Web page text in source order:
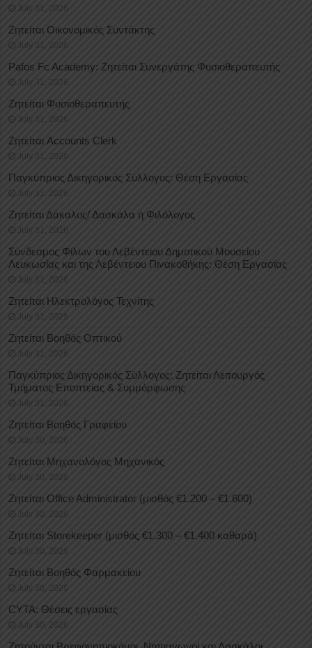
July 31, 2026
Ζητείται Οικονομικός Συντάκτης
July 31, 2026
Pafos Fc Academy: Ζητείται Συνεργάτης Φυσιοθεραπευτής
July 31, 2026
Ζητείται Φυσιοθεραπευτής
July 31, 2026
Ζητείται Accounts Clerk
July 31, 2026
Παγκύπριος Δικηγορικός Σύλλογος: Θέση Εργασίας
July 31, 2026
Ζητείται Δάκαλος/ Δασκάλα ή Φιλόλογος
July 31, 2026
Σύνδεσμος Φίλων του Λεβέντειου Δημοτικού Μουσείου
Λευκωσίας και της Λεβέντειου Πινακοθήκης: Θέση Εργασίας
July 31, 2026
Ζητείται Ηλεκτρολόγος Τεχνίτης
July 31, 2026
Ζητείται Βοηθός Οπτικού
July 31, 2026
Παγκύπριος Δικηγορικός Σύλλογος: Ζητείται Λειτουργός
Τμήματος Εποπτείας & Συμμόρφωσης
July 31, 2026
Ζητείται Βοηθός Γραφείου
July 30, 2026
Ζητείται Μηχανολόγος Μηχανικός
July 30, 2026
Ζητείται Office Administrator (μισθός €1.200 – €1.600)
July 30, 2026
Ζητείται Storekeeper (μισθός €1.300 – €1.400 καθαρά)
July 30, 2026
Ζητείται Βοηθός Φαρμακείου
July 30, 2026
CYTA: Θέσεις εργασίας
July 30, 2026